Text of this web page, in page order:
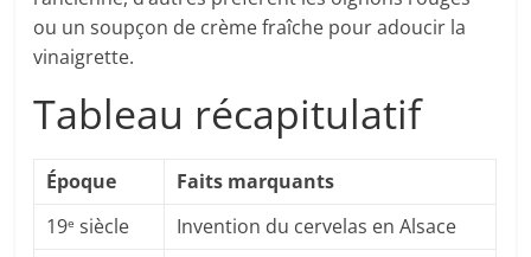
ou un soupçon de crème fraîche pour adoucir la
vinaigrette.
Tableau récapitulatif
Époque
Faits marquants
19e siècle
Invention du cervelas en Alsace